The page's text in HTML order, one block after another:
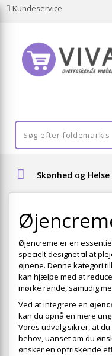
Kundeservice
Skønhed og Helse
Øjencreme er en
specielt designet til at
øjnene. Denne kategori
kan hjælpe med at
mørke rande, samtidig
Ved at integrere en
kan du opnå en mere
Vores udvalg sikrer, at
behov, uanset om du
ønsker en opfriskende